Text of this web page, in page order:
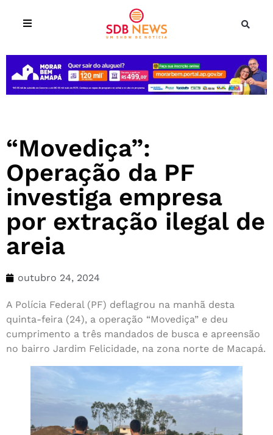
“Movediça”:
Operação da PF
investiga empresa
por extração ilegal de
areia
outubro 24, 2024
A Polícia Federal (PF) deflagrou na manhã desta
quinta-feira (24), a operação “Movediça” e deu
cumprimento a três mandados de busca e apreensão
no bairro Jardim Felicidade, na zona norte de Macapá.